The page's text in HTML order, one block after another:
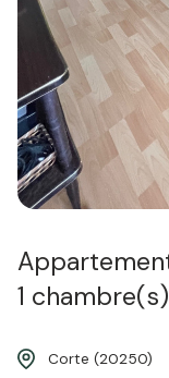
de votre
mise en
bien sur le
toutes les
terrains ou
et précise.
1 chambre(s)
Corte (20250)